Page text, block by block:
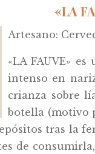
«LA
Artesano:
«LA FAUVE»
intenso en
crianza sobre
botella (motivo
tras la
de